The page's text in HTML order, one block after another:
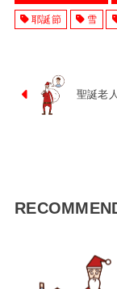
耶誕節 雪
聖誕老